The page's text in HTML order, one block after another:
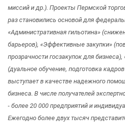
миссий и др.). Проекты Пермской
раз становились основой для
«Административная гильотина»
барьеров), «Эффективные закупки»
прозрачности госзакупок для
(дуальное обучение, подготовка
выступает в качестве надежного
бизнеса. В числе получателей
- более 20 000 предприятий и
Ежегодно более двух тысяч